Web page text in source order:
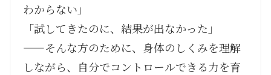
わからない」
「試してきたのに、結果が出なかった」
——そんな方のために、身体のしくみを理解
しながら、自分でコントロールできる力を育